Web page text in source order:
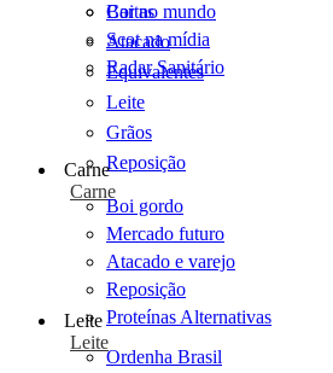
Cartas
Scot na mídia
Radar Sanitário
Boi no mundo
Atacado
Equivalentes
Leite
Grãos
Reposição
Carne
Carne
Boi gordo
Mercado futuro
Atacado e varejo
Reposição
Proteínas Alternativas
Leite
Leite
Ordenha Brasil